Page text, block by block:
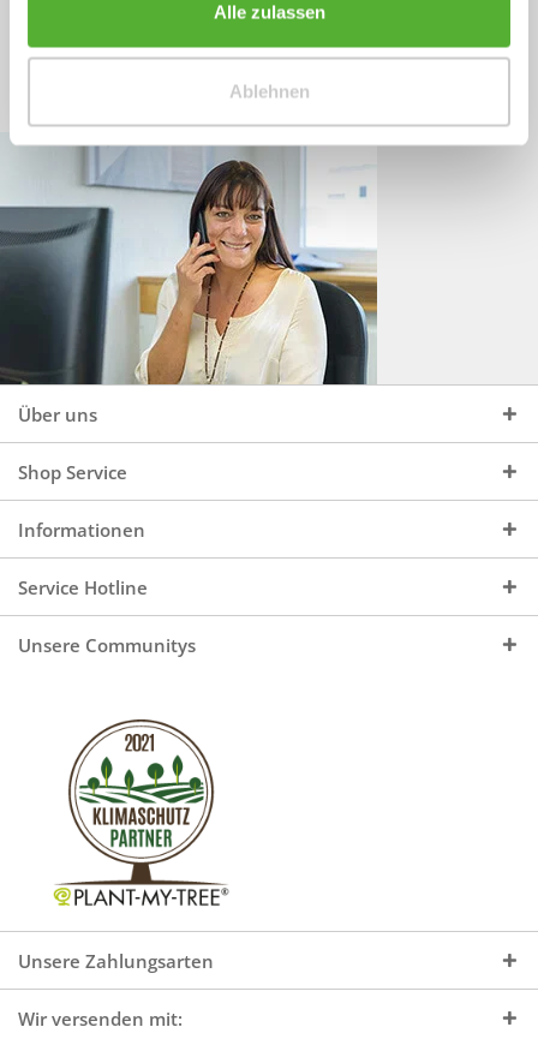
Alle zulassen
Ablehnen
+49 (0)4244 965 34 04
Mo - Do, 09:00 - 16:00 Uhr
und Fr, 09:00 - 13:00 Uhr
Über uns
Shop Service
Informationen
Service Hotline
Unsere Communitys
Unsere Zahlungsarten
Wir versenden mit: